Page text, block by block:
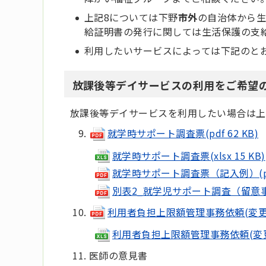
上記8については下野市外の自治体から
給証明書の発行に関しては生活保護の
利用したいサービスによっては下記の
放課後等デイサービスの利用をご希望
放課後等デイサービスを利用したい場合は
就学時サポート調査票(pdf 62 KB)
就学時サポート調査票(xlsx 15 KB)
就学時サポート調査票（記入例）
別表2_就学児サポート調査（留
利用者負担上限額管理事務依頼(変
利用者負担上限額管理事務依頼(
医師の意見書